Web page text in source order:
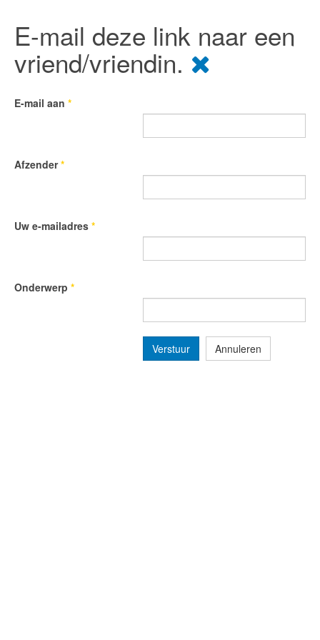
E-mail deze link naar een
vriend/vriendin.
E-mail aan *
Afzender*
Uw e-mailadres *
Onderwerp *
Verstuur Annuleren